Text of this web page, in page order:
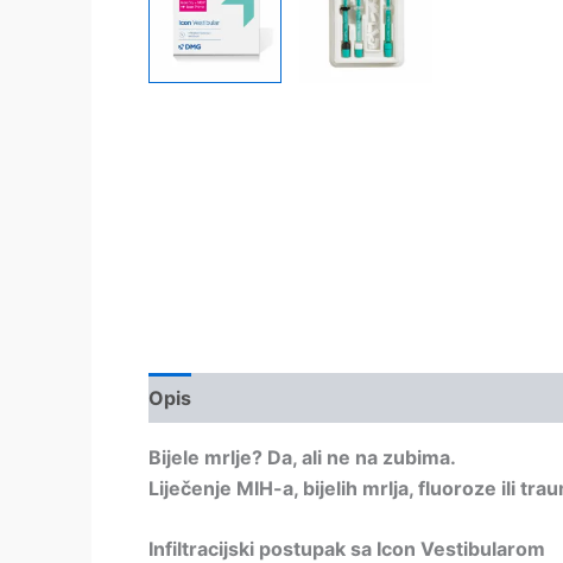
Opis
Bijele mrlje? Da, ali ne na zubima.
Liječenje MIH-a, bijelih mrlja, fluoroze ili
Infiltracijski postupak sa Icon Vestibularom